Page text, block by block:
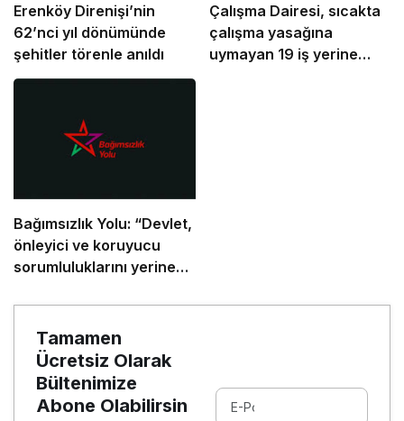
Erenköy Direnişi’nin
62’nci yıl dönümünde
şehitler törenle anıldı
Çalışma Dairesi, sıcakta
çalışma yasağına
uymayan 19 iş yerine
Bağımsızlık Yolu: “Devlet,
önleyici ve koruyucu
sorumluluklarını yerine
Tamamen
Ücretsiz Olarak
Bültenimize
Abone Olabilirsin